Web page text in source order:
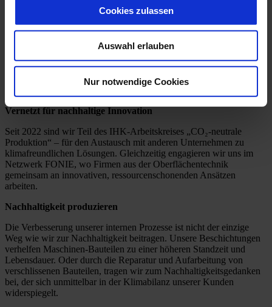
Cookies zulassen
Auswahl erlauben
Nur notwendige Cookies
Klimabilanz dank KLIMAfit
Ein weiterer wichtiger Schritt war unsere Teilnahme an KLIMAfit,
einem Projekt des Umweltministeriums BW, durchgeführt durch das
Beratungsunternehmen Arqum. Dabei erstellen wir eine umfassende
Treibhausgasbilanz (THG) auf Basis unserer konkreter
Vernetzt für nachhaltige Innovation
Seit 2022 sind wir Teil des IHK-Arbeitskreises „CO₂-neutrale
Produktion“ – für den Austausch mit anderen Unternehmen zu
klimafreundlichen Lösungen. Gleichzeitig engagieren wir uns im
Netzwerk FONIE, wo Firmen aus der Oberflächentechnik
gemeinsam an innovativen, ressourcenschonenden Ansätzen
arbeiten.
Nachhaltigkeit produzieren
Die Verbesserung unserer internen Prozesse ist nicht der einzige
Weg wie wir zur Nachhaltigkeit beitragen. Unsere Beschichtungen
verhelfen Maschinen-Bauteilen zu einer höheren Standzeit und
Lebensdauer. Oder durch die Reparatur und Aufarbeitung von
verschlissenen Bauteilen, tragen wir zum Nachhaltigkeitsgedanken
bei, der sich unmittelbar in der Klimabilanz unserer Kunden
widerspiegelt.